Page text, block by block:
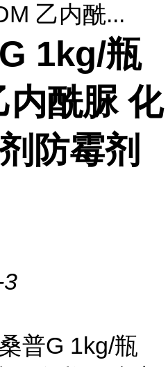
乙内酰...
1kg/瓶
内酰脲 化
防霉剂
普G 1kg/瓶